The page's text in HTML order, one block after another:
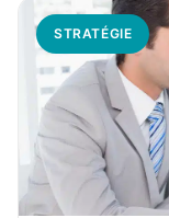
STRATÉGIE